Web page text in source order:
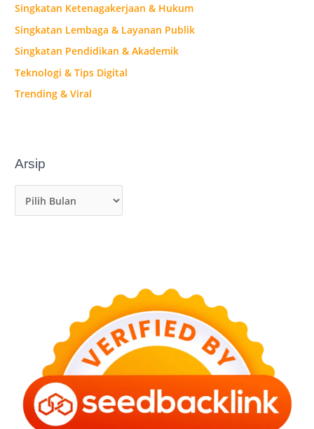
Singkatan Ketenagakerjaan & Hukum
Singkatan Lembaga & Layanan Publik
Singkatan Pendidikan & Akademik
Teknologi & Tips Digital
Trending & Viral
Arsip